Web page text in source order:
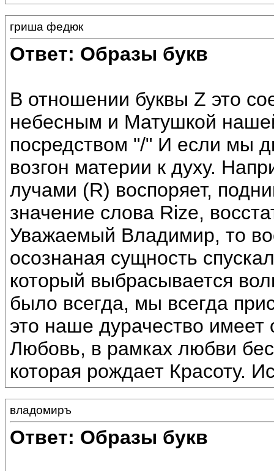
гриша федюк
Ответ: Образы букв
В отношении буквы Z это
небесным и Матушкой
посредством "/" И если мы
возгон материи к духу.
лучами (R) воспоряет,
значение слова Rize,
Уважаемый Владимир, то
осознаная сущность
который выбрасывается
было всегда, мы всегда
это наше дурачество
Любовь, в рамках любви
которая рождает Красоту.
владомиръ
Ответ: Образы букв